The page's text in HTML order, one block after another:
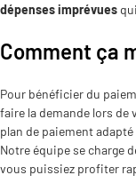
dépenses imprévues
Comment ça
Pour bénéficier du
faire la demande lors de
plan de paiement
Notre équipe se charge
vous puissiez profiter